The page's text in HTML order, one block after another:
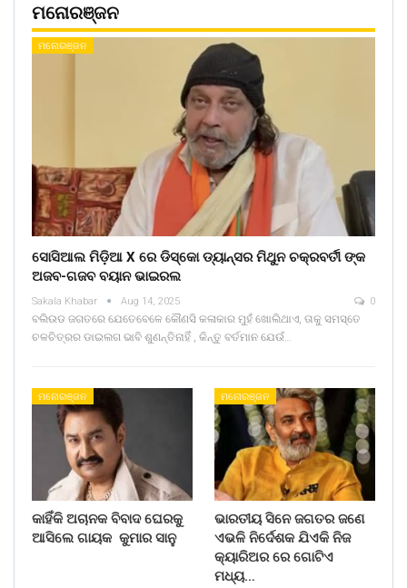
ମନୋରଞ୍ଜନ
ମନୋରଞ୍ଜନ
ସୋସିଆଲ ମିଡ଼ିଆ X ରେ ଡିସ୍କୋ ଡ୍ୟାନ୍ସର ମିଥୁନ ଚକ୍ରବର୍ତୀ ଙ୍କ
ଅଜବ-ଗଜବ ବୟାନ ଭାଇରଲ
Sakala Khabar Aug 14, 2025 0
ବଲିଉଡ ଜଗତରେ ଯେତେବେଳେ କୌଣସି କଳାକାର ମୁହଁ ଖୋଲିଥାଏ, ତାକୁ ସମସ୍ତେ
ଚଳଚିତ୍ରର ଡାଇଲଗ ଭାବି ଶୁଣନ୍ତିନାହିଁ , କିନ୍ତୁ ବର୍ତମାନ ଯେଉଁ…
ମନୋରଞ୍ଜନ
କାହିଁକି ଅଚାନକ ବିବାଦ ଘେରକୁ
ଆସିଲେ ଗାୟକ କୁମାର ସାନୁ
ମନୋରଞ୍ଜନ
ଭାରତୀୟ ସିନେ ଜଗତର ଜଣେ
ଏଭଳି ନିର୍ଦେଶକ ଯିଏକି ନିଜ
କ୍ୟାରିଅର ରେ ଗୋଟିଏ
ମଧ୍ୟ…